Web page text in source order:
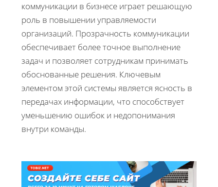
коммуникации в бизнесе играет решающую
роль в повышении управляемости
организаций. Прозрачность коммуникации
обеспечивает более точное выполнение
задач и позволяет сотрудникам принимать
обоснованные решения. Ключевым
элементом этой системы является ясность в
передачах информации, что способствует
уменьшению ошибок и недопонимания
внутри команды.